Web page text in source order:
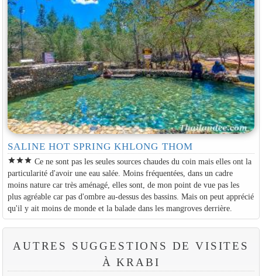
SALINE HOT SPRING KHLONG THOM
starstarstar Ce ne sont pas les seules sources chaudes du coin mais elles ont la
particularité d'avoir une eau salée. Moins fréquentées, dans un cadre
moins nature car très aménagé, elles sont, de mon point de vue pas les
plus agréable car pas d'ombre au-dessus des bassins. Mais on peut apprécié
qu'il y ait moins de monde et la balade dans les mangroves derrière.
AUTRES SUGGESTIONS DE VISITES
À KRABI